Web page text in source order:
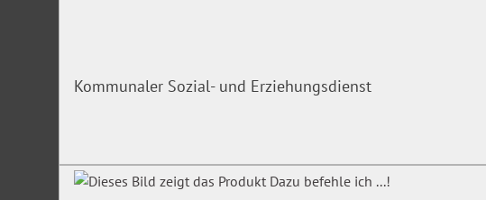
Kommunaler Sozial- und Erziehungsdienst